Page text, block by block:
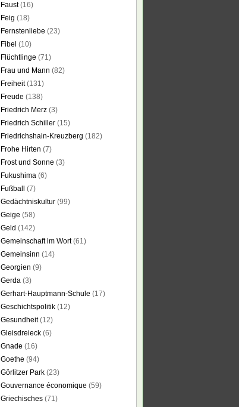
Faust(16)
Feig (18)
Fernstenliebe (23)
Fibel (10)
Flüchtlinge (71)
Frau und Mann (82)
Freiheit(131)
Freude (138)
Friedrich Merz (3)
Friedrich Schiller (15)
Friedrichshain-Kreuzberg (182)
Frohe Hirten (7)
Frost und Sonne (3)
Fukushima (6)
Fußball
(7)
Gedächtniskultur (99)
Geige (58)
Geld (142)
Gemeinschaft im Wort(61)
Gemeinsinn (14)
Georgien (9)
Gerda (3)
Gerhart-Hauptmann-Schule (17)
Geschichtspolitik (12)
Gesundheit(12)
Gleisdreieck (6)
Gnade (16)
Goethe (94)
Görlitzer Park (23)
Gouvernance économique (59)
Griechisches (71)